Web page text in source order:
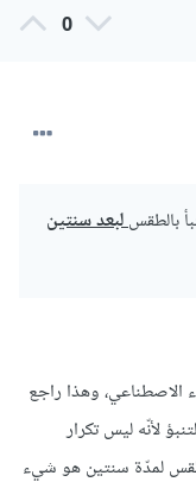
0
بالطقسلبعد سنتين
الاصطناعي، وهذا راجع
لأنّه ليس تكرار
لمدّة سنتين هو شيء